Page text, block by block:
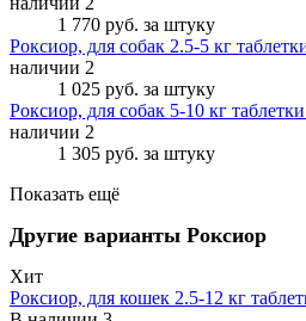
1 770 руб. за штуку
Роксиор, для собак 2.5-5 кг
наличии 2
1 025 руб. за штуку
Роксиор, для собак 5-10 кг
наличии 2
1 305 руб. за штуку
Показать ещё
Другие варианты Роксиор
Хит
Роксиор, для кошек 2.5-12 кг